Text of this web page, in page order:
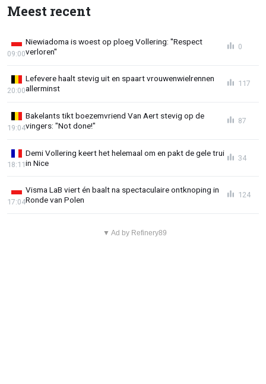
Meest recent
Niewiadoma is woest op ploeg Vollering: ''Respect
verloren''
09:00
0
Lefevere haalt stevig uit en spaart vrouwenwielrennen
allerminst
20:00
117
Bakelants tikt boezemvriend Van Aert stevig op de
vingers: "Not done!"
19:04
87
Demi Vollering keert het helemaal om en pakt de gele trui
in Nice
18:11
34
Visma LaB viert én baalt na spectaculaire ontknoping in
Ronde van Polen
17:04
124
▼ Ad by Refinery89